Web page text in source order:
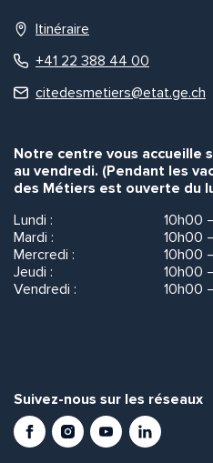
Itinéraire
+41 22 388 44 00
citedesmetiers@etat.ge.ch
Notre centre vous accueille
au vendredi. (Pendant les
des Métiers est ouverte du
Lundi :
10h00
Mardi :
10h00
Mercredi :
10h00
Jeudi :
10h00
Vendredi :
10h00
Suivez-nous sur les réseaux
FacebookInstagramYoutubeLinkedIn